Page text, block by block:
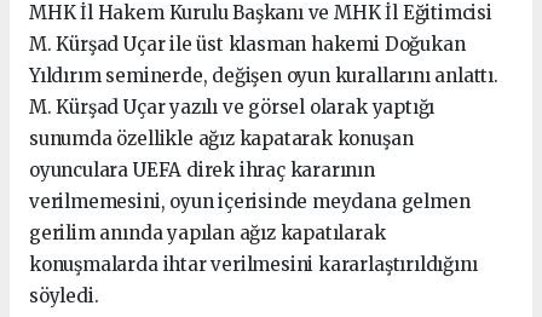
MHK İl Hakem Kurulu Başkanı ve MHK İl Eğitimcisi
M. Kürşad Uçar ile üst klasman hakemi Doğukan
Yıldırım seminerde, değişen oyun kurallarını anlattı.
M. Kürşad Uçar yazılı ve görsel olarak yaptığı
sunumda özellikle ağız kapatarak konuşan
oyunculara UEFA direk ihraç kararının
verilmemesini, oyun içerisinde meydana gelmen
gerilim anında yapılan ağız kapatılarak
konuşmalarda ihtar verilmesini kararlaştırıldığını
söyledi.